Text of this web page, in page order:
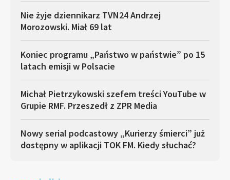
Nie żyje dziennikarz TVN24 Andrzej
Morozowski. Miał 69 lat
Koniec programu „Państwo w państwie” po 15
latach emisji w Polsacie
Michał Pietrzykowski szefem treści YouTube w
Grupie RMF. Przeszedł z ZPR Media
Nowy serial podcastowy „Kurierzy śmierci” już
dostępny w aplikacji TOK FM. Kiedy słuchać?